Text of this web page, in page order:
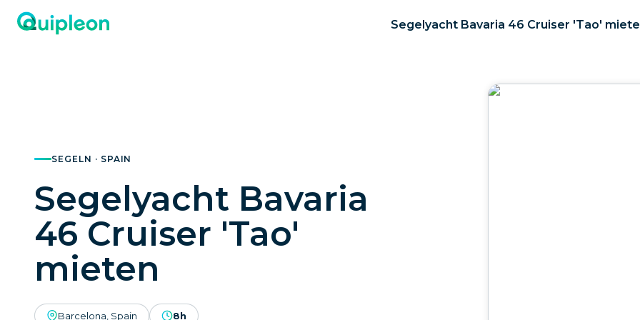
Segelyacht Bavaria 46 Cruiser 'Tao'
SEGELN · SPAIN
Segelyacht Bavaria
46 Cruiser 'Tao'
mieten
Barcelona, Spain 8h